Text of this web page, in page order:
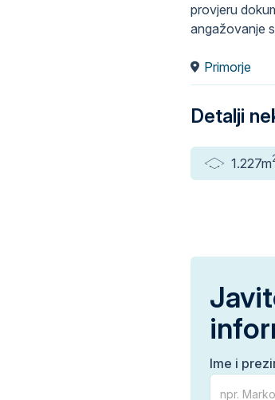
provjeru
angažovanje
Primorje
Detalji
1.227m
Ime i